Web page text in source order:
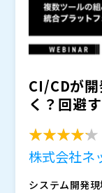
CI/CDが
く？回避
株式会社ネ
システム開発